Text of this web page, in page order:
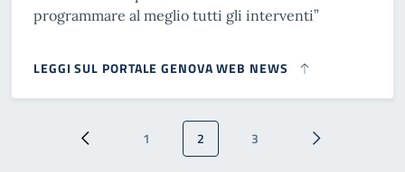
programmare al meglio tutti gli interventi”
LEGGI SUL PORTALE GENOVA WEB NEWS
Paginazione
Pagina precedente
Pagina
1 Pagina attuale
2 Pagina
3 Pagina